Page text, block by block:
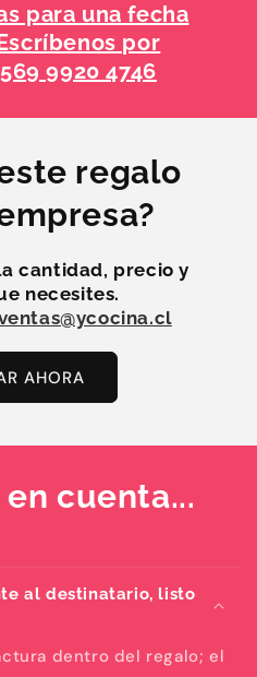
para una fecha
por
9920 4746
regalo
cantidad, precio y
necesites.
AHORA
cuenta...
al destinatario, listo
dentro del regalo; el